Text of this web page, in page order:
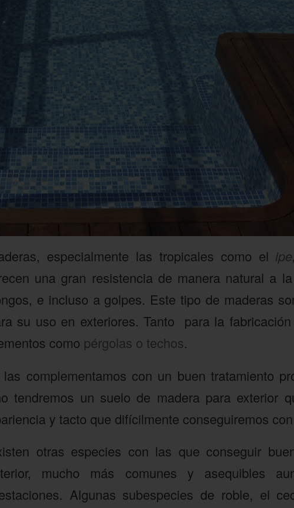
especialmente las tropicales como el ipe,
una gran resistencia de manera natural a
e incluso a golpes. Este tipo de maderas
su uso en exteriores. Tanto para la
como pérgolas o techos.
complementamos con un buen tratamiento
tendremos un suelo de madera para exterior
y tacto que difícilmente conseguiremos
otras especies con las que conseguir
mucho más comunes y asequibles
Algunas subespecies de roble, el